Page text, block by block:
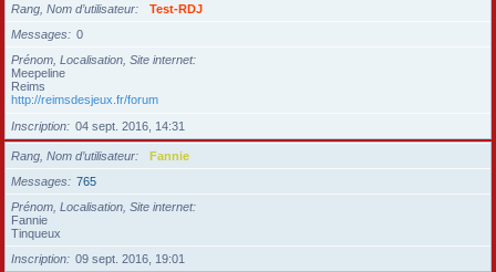
Rang, Nom d’utilisateur
Test-RDJ
Messages
0
Prénom, Localisation, Site internet
Meepeline
Reims
http://reimsdesjeux.fr/forum
Inscription
04 sept. 2016, 14:31
Rang, Nom d’utilisateur
Fannie
Messages
765
Prénom, Localisation, Site internet
Fannie
Tinqueux
Inscription
09 sept. 2016, 19:01